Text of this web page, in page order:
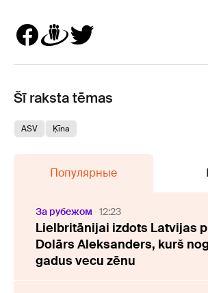
Šī raksta tēmas
ASV Ķīna
Популярные
За рубежом 12:23
Lielbritānijai izdots Latvijas
Dolārs Aleksanders, kurš
gadus vecu zēnu